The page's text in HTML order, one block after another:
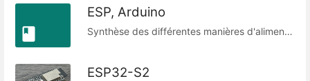
ESP, Arduino
Synthèse des différentes manières d'alimenter un projet utilisant un microcontrôleur.
ESP32-S2